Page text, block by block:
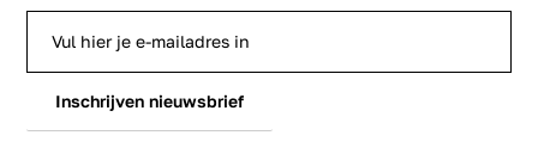
Inschrijven nieuwsbrief